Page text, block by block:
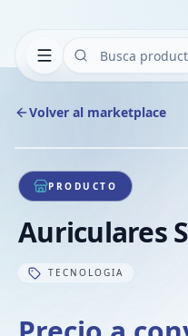
Volver al marketplace
1/1
PRODUCTO
Auriculares
TECNOLOGIA